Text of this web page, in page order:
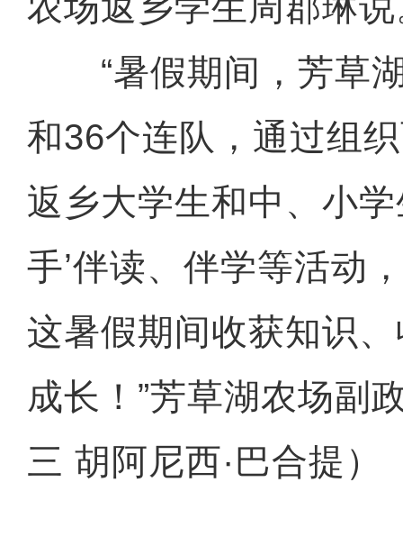
“暑假期间，芳草湖
和36个连队，通过组
返乡大学生和中、小
手’伴读、伴学等活动
这暑假期间收获知识
成长！”芳草湖农场副
三 胡阿尼西·巴合提）